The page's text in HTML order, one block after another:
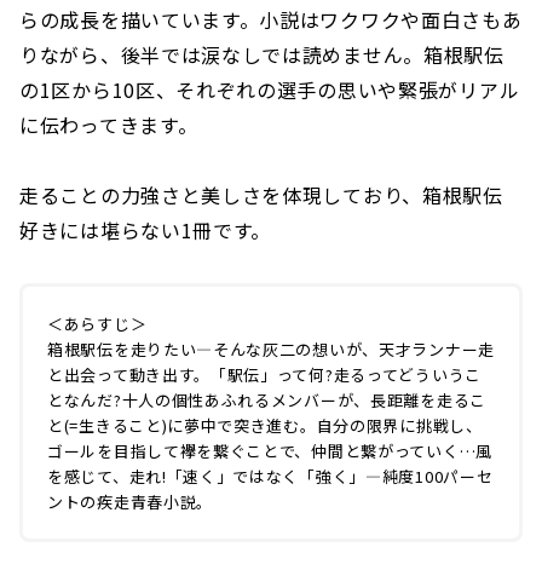
らの成長を描いています。小説はワクワクや面白さもあ
りながら、後半では涙なしでは読めません。箱根駅伝
の1区から10区、それぞれの選手の思いや緊張がリアル
に伝わってきます。
走ることの力強さと美しさを体現しており、箱根駅伝
好きには堪らない1冊です。
＜あらすじ＞
箱根駅伝を走りたい―そんな灰二の想いが、天才ランナー走
と出会って動き出す。「駅伝」って何?走るってどういうこ
となんだ?十人の個性あふれるメンバーが、長距離を走るこ
と(=生きること)に夢中で突き進む。自分の限界に挑戦し、
ゴールを目指して襷を繋ぐことで、仲間と繋がっていく…風
を感じて、走れ!「速く」ではなく「強く」―純度100パーセ
ントの疾走青春小説。